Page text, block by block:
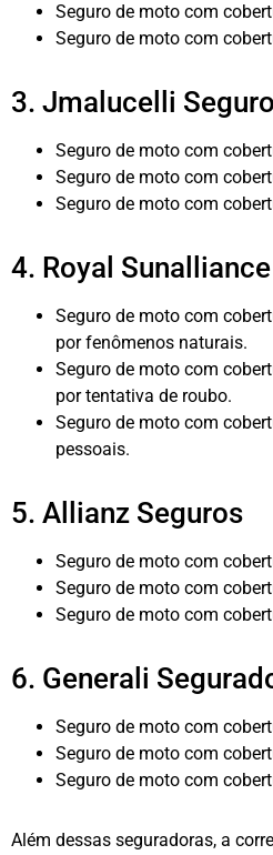
Seguro de moto com
Seguro de moto com
3. Jmalucelli
Seguro de moto com
Seguro de moto com
Seguro de moto com
4. Royal Sunalliance
Seguro de moto com
por fenômenos naturais.
Seguro de moto com
por tentativa de roubo.
Seguro de moto com
pessoais.
5. Allianz Seguros
Seguro de moto com
Seguro de moto com
Seguro de moto com
6. Generali
Seguro de moto com
Seguro de moto com
Seguro de moto com
Além dessas seguradoras, a